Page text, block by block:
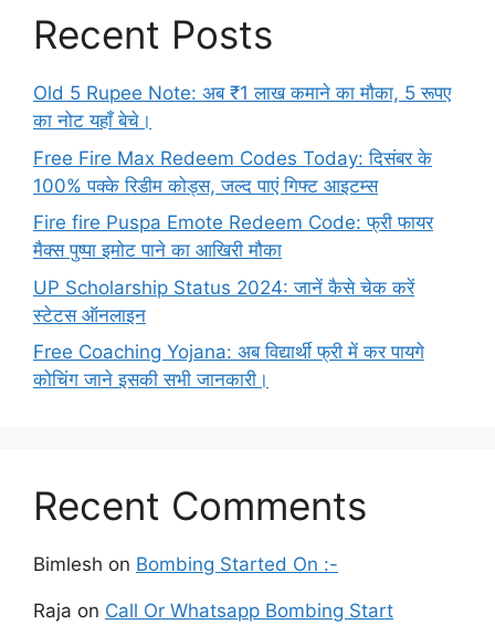
Recent Posts
Old 5 Rupee Note: अब ₹1 लाख कमाने का मौका, 5 रूपए
का नोट यहाँ बेचे।
Free Fire Max Redeem Codes Today: दिसंबर के
100% पक्के रिडीम कोड्स, जल्द पाएं गिफ्ट आइटम्स
Fire fire Puspa Emote Redeem Code: फ्री फायर
मैक्स पुष्पा इमोट पाने का आखिरी मौका
UP Scholarship Status 2024: जानें कैसे चेक करें
स्टेटस ऑनलाइन
Free Coaching Yojana: अब विद्यार्थी फ्री में कर पायगे
कोचिंग जाने इसकी सभी जानकारी।
Recent Comments
Bimlesh on Bombing Started On :-
Raja on Call Or Whatsapp Bombing Start